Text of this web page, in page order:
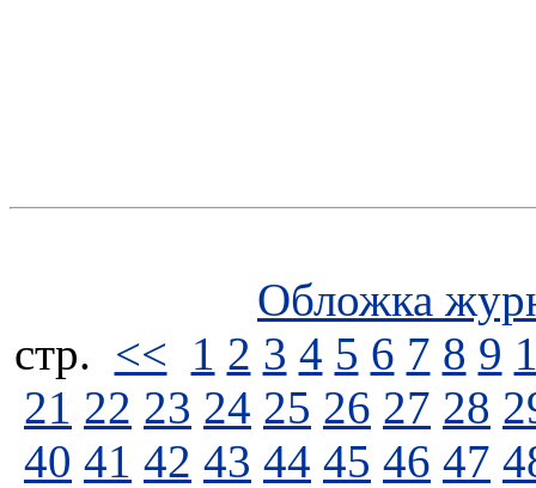
Обложка
стp. << 1 2 3 4 5 6 7 8 9
21 22 23 24 25 26 27 28
40 41 42 43 44 45 46 47